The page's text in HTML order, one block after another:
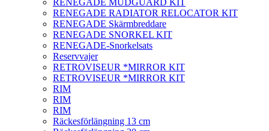
RENEGADE RADIATOR RELOCATOR KIT
RENEGADE Skärmbreddare
RENEGADE SNORKEL KIT
RENEGADE-Snorkelsats
Reservvajer
RETROVISEUR *MIRROR KIT
RETROVISEUR *MIRROR KIT
RIM
RIM
RIM
Räckesförlängning 13 cm